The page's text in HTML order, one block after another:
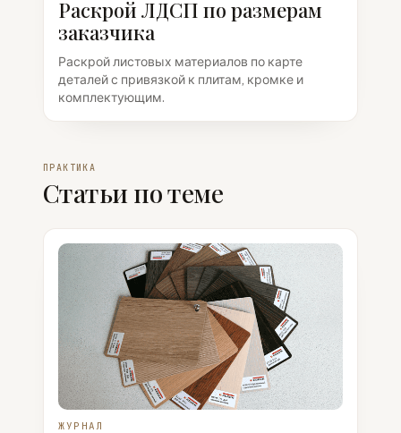
Раскрой ЛДСП по размерам
заказчика
Раскрой листовых материалов по карте
деталей с привязкой к плитам, кромке и
комплектующим.
ПРАКТИКА
Статьи по теме
ЖУРНАЛ